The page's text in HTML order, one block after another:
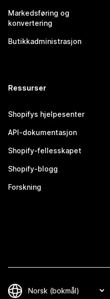
Markedsføring og
konvertering
Butikkadministrasjon
Ressurser
Shopifys hjelpesenter
API-dokumentasjon
Shopify-fellesskapet
Shopify-blogg
Forskning